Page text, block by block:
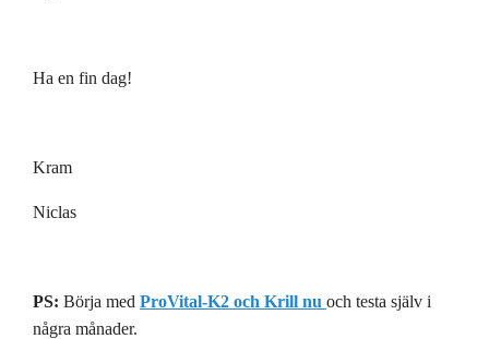
Ha en fin dag!
Kram
Niclas
PS: Börja med ProVital-K2 och Krill nu och testa själv i
några månader.